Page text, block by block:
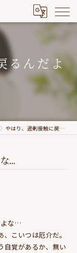
るんだよ
やはり、過剰接触に戻るんだよな...
...
よな…
こいつは厄介だ。
自覚があるか、無い